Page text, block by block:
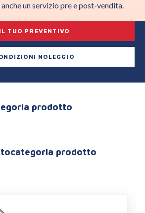
un servizio pre e post-vendita.
IL TUO PREVENTIVO
NOLEGGIO
prodotto
prodotto